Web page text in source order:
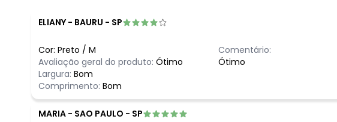
ELIANY - BAURU - SP
Cor: Preto / M
Avaliação geral do produto: Ótimo
Largura: Bom
Comprimento: Bom
Comentário:
Ótimo
MARIA - SAO PAULO - SP